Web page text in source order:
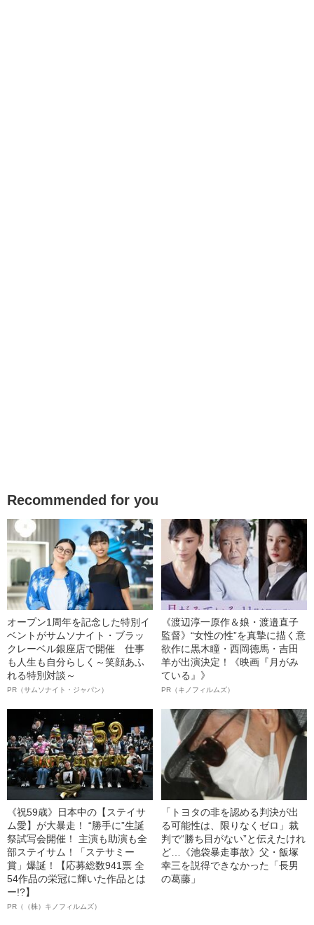
Recommended for you
オープン1周年を記念した特別イ
ベントがサムソナイト・ブラッ
クレーベル銀座店で開催 仕事
も人生も自分らしく～笑顔あふ
れる特別対談～
PR（サムソナイト・ジャパン）
《渡辺淳一原作＆娘・渡邉直子
監督》“女性の性”を真摯に描く意
欲作に黒木瞳・西岡德馬・吉田
羊が出演決定！《映画『月がみ
ている』》
PR（キノフィルムズ）
《祝59歳》日本中の【ステイサ
ム愛】が大暴走！ “勝手に”生誕
祭試写会開催！ 主演も助演も全
部ステイサム！「ステサミー
賞」爆誕！【応募総数941票 全
54作品の栄冠に輝いた作品とは
ー!?】
PR（（株）キノフィルムズ）
「トヨタの非を認める判決が出
る可能性は、限りなくゼロ」裁
判で“勝ち目がない”と伝えたけれ
ど…《池袋暴走事故》父・飯塚
幸三を説得できなかった「長男
の葛藤」